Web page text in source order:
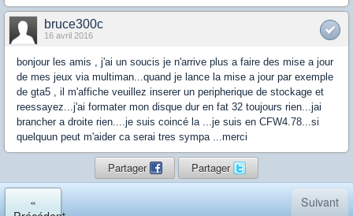
bruce300c
16 avril 2016
bonjour les amis , j'ai un soucis je n'arrive plus a faire des mise a jour
de mes jeux via multiman...quand je lance la mise a jour par exemple
de gta5 , il m'affiche veuillez inserer un peripherique de stockage et
reessayez...j'ai formater mon disque dur en fat 32 toujours rien...jai
brancher a droite rien....je suis coincé la ...je suis en CFW4.78...si
quelquun peut m'aider ca serai tres sympa ...merci
Partager Partager
«
Suivant